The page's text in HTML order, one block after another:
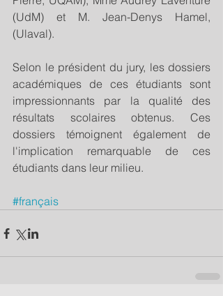
(UdM) et M. Jean-Denys Hamel,
(Ulaval).
Selon le président du jury, les dossiers
académiques de ces étudiants sont
impressionnants par la qualité des
résultats scolaires obtenus. Ces
dossiers témoignent également de
l'implication remarquable de ces
étudiants dans leur milieu.
#français